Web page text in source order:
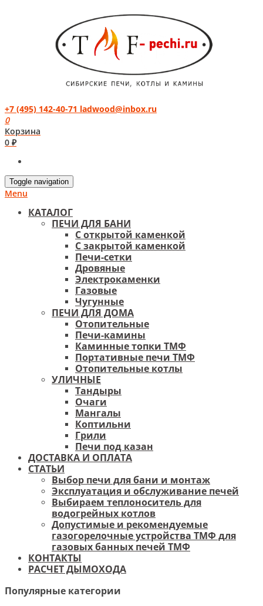
+7 (495) 142-40-71 ladwood@inbox.ru
0
Корзина
0 ₽
Toggle navigation
Menu
КАТАЛОГ
ПЕЧИ ДЛЯ БАНИ
С открытой каменкой
С закрытой каменкой
Печи-сетки
Дровяные
Электрокаменки
Газовые
Чугунные
ПЕЧИ ДЛЯ ДОМА
Отопительные
Печи-камины
Каминные топки ТМФ
Портативные печи ТМФ
Отопительные котлы
УЛИЧНЫЕ
Тандыры
Очаги
Мангалы
Коптильни
Грили
Печи под казан
ДОСТАВКА И ОПЛАТА
СТАТЬИ
Выбор печи для бани и монтаж
Эксплуатация и обслуживание печей
Выбираем теплоноситель для
водогрейных котлов
Допустимые и рекомендуемые
газогорелочные устройства ТМФ для
газовых банных печей ТМФ
КОНТАКТЫ
РАСЧЕТ ДЫМОХОДА
Популярные категории